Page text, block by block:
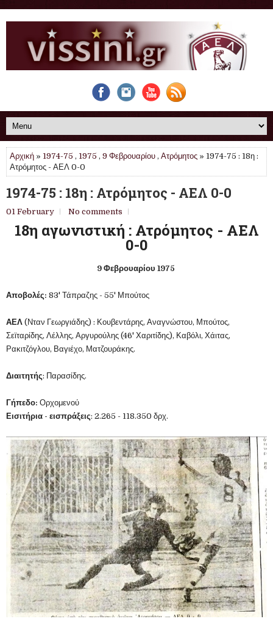
Αρχική » 1974-75 , 1975 , 9 Φεβρουαρίου , Ατρόμητος » 1974-75 : 18η :
Ατρόμητος - ΑΕΛ 0-0
1974-75 : 18η : Ατρόμητος - ΑΕΛ 0-0
01 February No comments
18η αγωνιστική : Ατρόμητος - ΑΕΛ
0-0
9 Φεβρουαρίου 1975
Αποβολές: 83' Τάπραζης - 55' Μπούτος
ΑΕΛ (Νταν Γεωργιάδης) : Κουβεντάρης, Αναγνώστου, Μπούτος,
Σεϊταρίδης, Λέλλης, Αργυρούλης (46' Χαριτίδης), Καβόλι, Χάιτας,
Ρακιτζόγλου, Βαγιέχο, Ματζουράκης.
Διαιτητής: Παρασίδης.
Γήπεδο: Ορχομενού
Εισιτήρια - εισπράξεις: 2.265 - 118.350 δρχ.